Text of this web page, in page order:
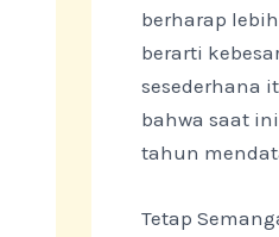
berharap
berarti
sesederhana
bahwa saat
tahun
Tetap